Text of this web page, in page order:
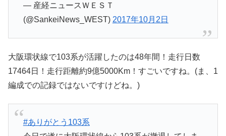
— 産経ニュースＷＥＳＴ
(@SankeiNews_WEST) 2017年10月2日
大阪環状線で103系が活躍したのは48年間！走行日数
17464日！走行距離約9億5000Km！すごいですね。(ま、1
編成での記録ではないですけどね。)
#ありがとう103系